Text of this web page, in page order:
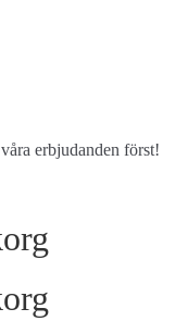
erbjudanden först!